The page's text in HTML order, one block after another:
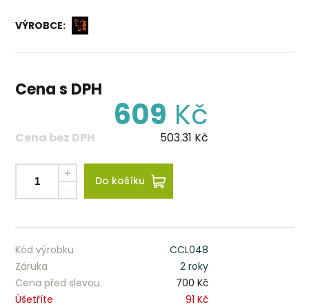
VÝROBCE:
Cena s DPH
609 Kč
Cena bez DPH 503.31 Kč
Do košíku
Kód výrobku
CCL048
Záruka
2 roky
Cena před slevou
700 Kč
Úšetříte
91 Kč